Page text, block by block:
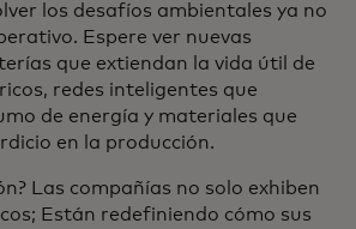
los desafíos ambientales ya no
Espere ver nuevas
que extiendan la vida útil de
redes inteligentes que
de energía y materiales que
en la producción.
Las compañías no solo exhiben
Están redefiniendo cómo sus